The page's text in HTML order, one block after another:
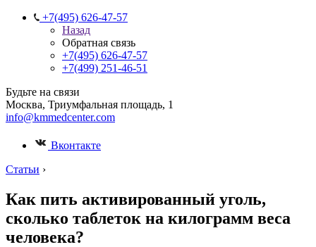
+7(495) 626-47-57
Назад
Обратная связь
+7(495) 626-47-57
+7(499) 251-46-51
Будьте на связи
Москва, Триумфальная площадь, 1
info@kmmedcenter.com
Вконтакте
Статьи ›
Как пить активированный уголь,
сколько таблеток на килограмм веса
человека?